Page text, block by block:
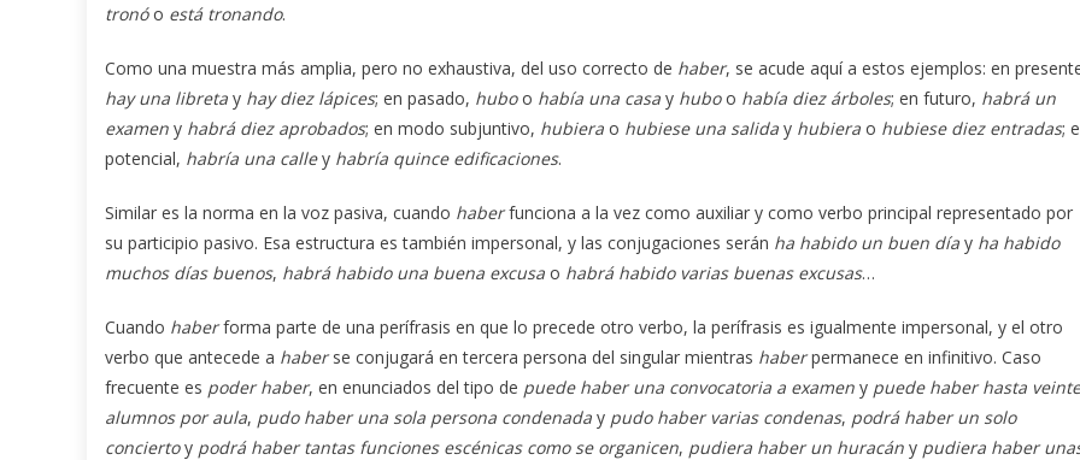
tronóo está tronando.
Como una muestra más amplia, pero no exhaustiva, del uso correcto de haber, se acude aquí a estos ejemplos: en
hay una libreta y hay diez lápices; en pasado, huboo había una casa y huboo había diez árboles; en futuro, habrá un
examen y habrá diez aprobados; en modo subjuntivo, hubiera o hubiese una salida y hubiera o hubiese diez entradas;
potencial, habría una calley habría quince edificaciones.
Similar es la norma en la voz pasiva, cuando haberfunciona a la vez como auxiliar y como verbo principal representado por
su participio pasivo. Esa estructura es también impersonal, y las conjugaciones serán ha habido un buen día y ha habido
muchos días buenos, habrá habido una buena excusa o habrá habido varias buenas excusas…
Cuando haberforma parte de una perífrasis en que lo precede otro verbo, la perífrasis es igualmente impersonal, y el otro
verbo que antecede a haberse conjugará en tercera persona del singular mientras haberpermanece en infinitivo. Caso
frecuente es poder haber, en enunciados del tipo de puede haber una convocatoria a examen y puede haber hasta veinte
alumnos por aula, pudo haber una sola persona condenada y pudo haber varias condenas, podrá haber un solo
conciertoy podrá haber tantas funciones escénicas como se organicen, pudiera haber un huracán y pudiera haber